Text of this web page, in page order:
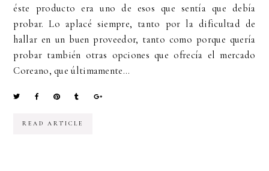
éste producto era uno de esos que sentía que debía
probar. Lo aplacé siempre, tanto por la dificultad de
hallar en un buen proveedor, tanto como porque quería
probar también otras opciones que ofrecía el mercado
Coreano, que últimamente...
READ ARTICLE